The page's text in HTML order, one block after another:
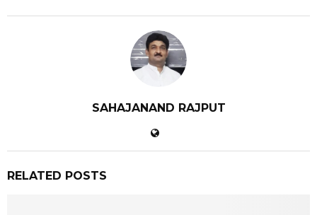
SAHAJANAND RAJPUT
RELATED POSTS